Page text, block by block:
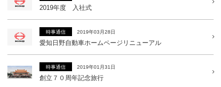
2019年度 入社式
時事通信 2019年03月28日
愛知日野自動車ホームページリニューアル
時事通信 2019年01月31日
創立７０周年記念旅行